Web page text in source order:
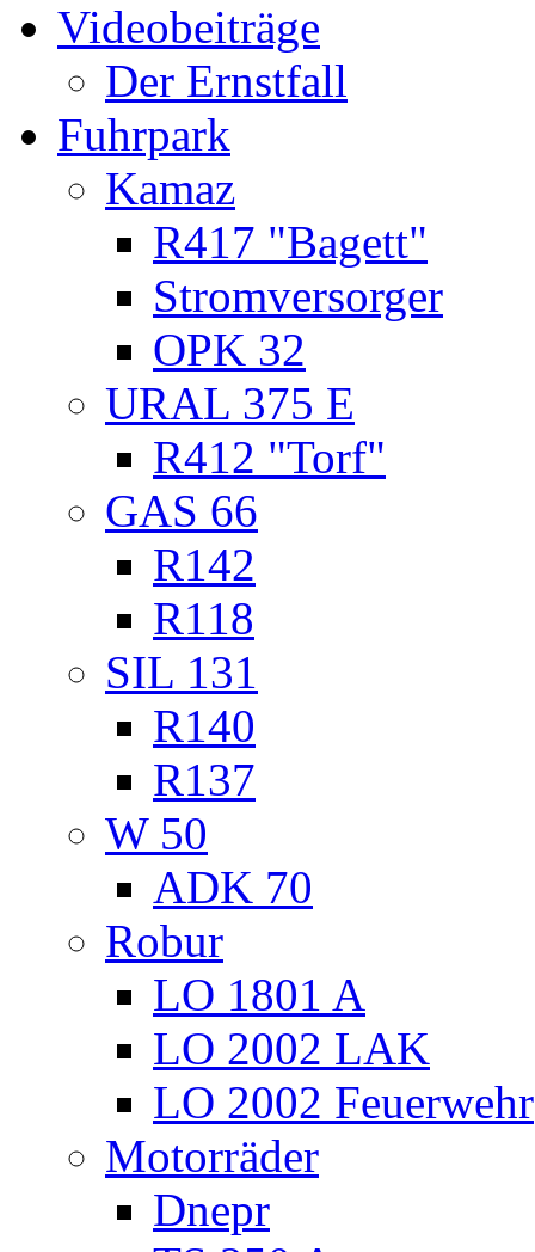
Videobeiträge
Der Ernstfall
Fuhrpark
Kamaz
R417 "Bagett"
Stromversorger
OPK 32
URAL 375 E
R412 "Torf"
GAS 66
R142
R118
SIL 131
R140
R137
W 50
ADK 70
Robur
LO 1801 A
LO 2002 LAK
LO 2002 Feuerwehr
Motorräder
Dnepr